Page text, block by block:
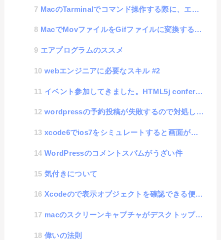
MacのTarminalでコマンド操作する際に、エラーが出る件
MacでMovファイルをGifファイルに変換するには
エアプログラムのススメ
webエンジニアに必要なスキル #2
イベント参加してきました。HTML5j conference
wordpressの予約投稿が失敗するので対処してみた
xcode6でios7をシミュレートすると画面が小さい
WordPressのコメントスパムがうざい件
気付きについて
Xcodeので表示オブジェクトを確認できる便利機能があった
macのスクリーンキャプチャがデスクトップに保存されるのが散らかるので、保存先を変える方法
偉いの法則